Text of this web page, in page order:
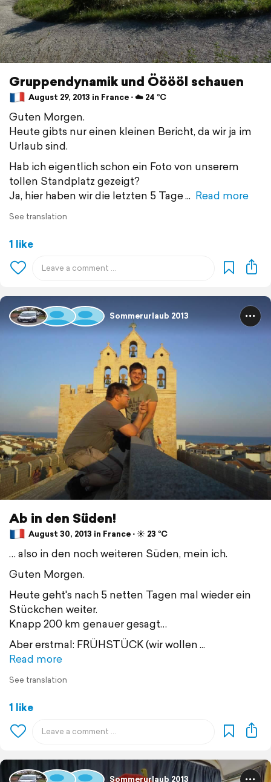
Gruppendynamik und Ööööl schauen
August 29, 2013 in France ⋅ ☁️ 24 °C
Guten Morgen.
Heute gibts nur einen kleinen Bericht, da wir ja im
Urlaub sind.
Hab ich eigentlich schon ein Foto von unserem
tollen Standplatz gezeigt?
Ja, hier haben wir die letzten 5 Tage
Read more
See translation
1 like
Sommerurlaub 2013
Ab in den Süden!
August 30, 2013 in France ⋅ ☀️ 23 °C
… also in den noch weiteren Süden, mein ich.
Guten Morgen.
Heute geht's nach 5 netten Tagen mal wieder ein
Stückchen weiter.
Knapp 200 km genauer gesagt…
Aber erstmal: FRÜHSTÜCK (wir wollen
Read more
See translation
1 like
Sommerurlaub 2013